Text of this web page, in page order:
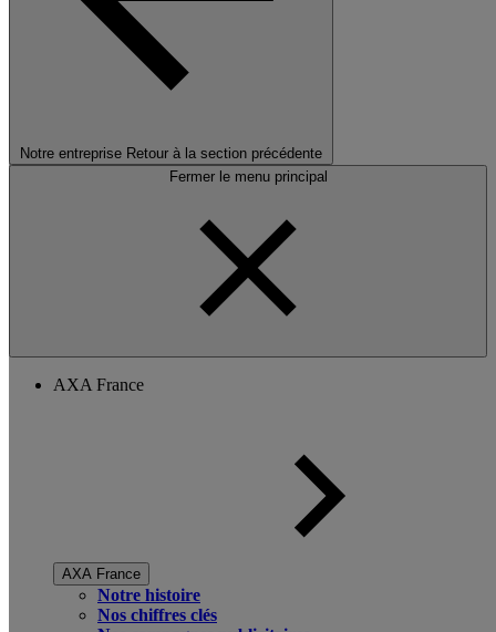
Notre entreprise Retour à la section précédente
Fermer le menu principal
AXA France
AXA France
Notre histoire
Nos chiffres clés